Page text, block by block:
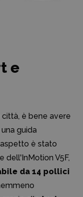
e
città, è bene avere
guida
è stato
dell'InMotion V5F,
da 14 pollici